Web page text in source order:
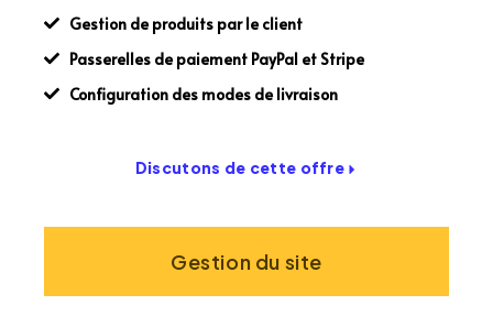
Gestion de produits par le client
Passerelles de paiement PayPal et Stripe
Configuration des modes de livraison
Discutons de cette offre
Gestion du site